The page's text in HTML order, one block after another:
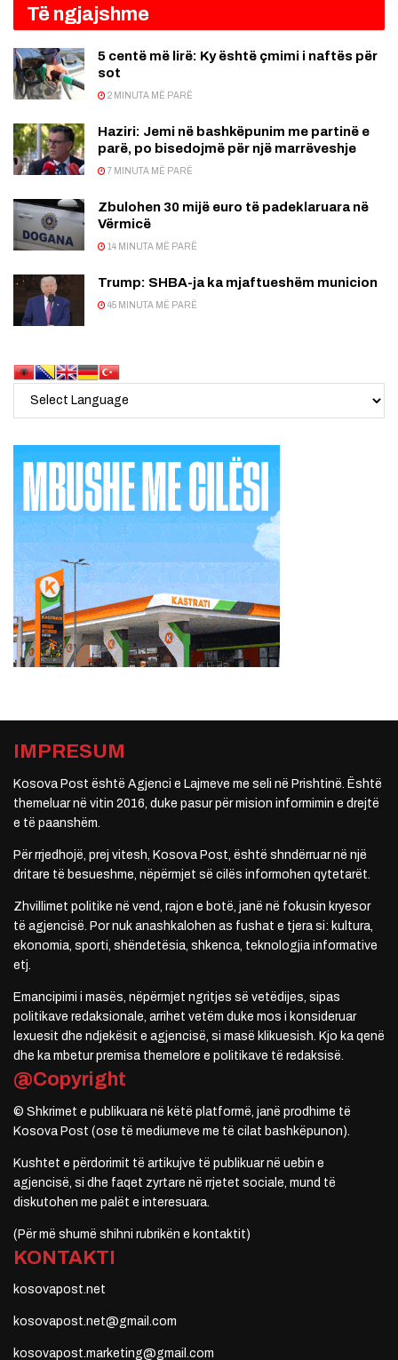
Të ngjajshme
5 centë më lirë: Ky është çmimi i naftës për
sot
2 MINUTA MË PARË
Haziri: Jemi në bashkëpunim me partinë e
parë, po bisedojmë për një marrëveshje
7 MINUTA MË PARË
Zbulohen 30 mijë euro të padeklaruara në
Vërmicë
14 MINUTA MË PARË
Trump: SHBA-ja ka mjaftueshëm municion
45 MINUTA MË PARË
IMPRESUM
Kosova Post është Agjenci e Lajmeve me seli në Prishtinë. Është
themeluar në vitin 2016, duke pasur për mision informimin e drejtë
e të paanshëm.
Për rrjedhojë, prej vitesh, Kosova Post, është shndërruar në një
dritare të besueshme, nëpërmjet së cilës informohen qytetarët.
Zhvillimet politike në vend, rajon e botë, janë në fokusin kryesor
të agjencisë. Por nuk anashkalohen as fushat e tjera si: kultura,
ekonomia, sporti, shëndetësia, shkenca, teknologjia informative
etj.
Emancipimi i masës, nëpërmjet ngritjes së vetëdijes, sipas
politikave redaksionale, arrihet vetëm duke mos i konsideruar
lexuesit dhe ndjekësit e agjencisë, si masë klikuesish. Kjo ka qenë
dhe ka mbetur premisa themelore e politikave të redaksisë.
@Copyright
© Shkrimet e publikuara në këtë platformë, janë prodhime të
Kosova Post (ose të mediumeve me të cilat bashkëpunon).
Kushtet e përdorimit të artikujve të publikuar në uebin e
agjencisë, si dhe faqet zyrtare në rrjetet sociale, mund të
diskutohen me palët e interesuara.
(Për më shumë shihni rubrikën e kontaktit)
KONTAKTI
kosovapost.net
kosovapost.net@gmail.com
kosovapost.marketing@gmail.com